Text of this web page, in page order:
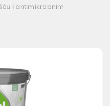
i antimikrobnim